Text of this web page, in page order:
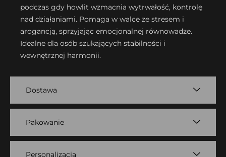
podczas gdy howlit wzmacnia wytrwałość, kontrolę
nad działaniami. Pomaga w walce ze stresem i
arogancją, sprzyjając emocjonalnej równowadze.
Idealne dla osób szukających stabilności i
wewnętrznej harmonii.
Dostawa
Pakowanie
Personalizacja